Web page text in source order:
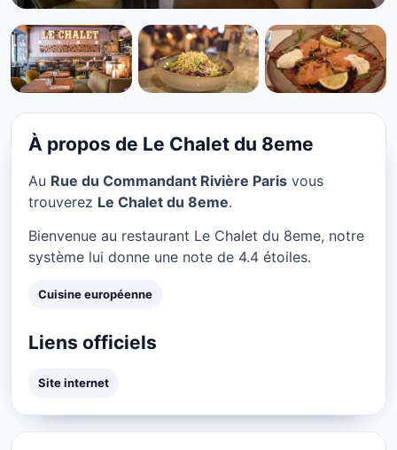
CUISINE EUROPÉENNE
Le Chalet du 8eme à Paris
★ 4.4/5
À propos de Le Chalet du 8eme
Au Rue du Commandant Rivière Paris vous
trouverez Le Chalet du 8eme.
Bienvenue au restaurant Le Chalet du 8eme, notre
système lui donne une note de 4.4 étoiles.
Cuisine européenne
Liens officiels
Site internet